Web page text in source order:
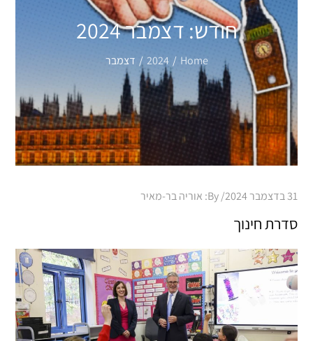
חודש: דצמבר 2024
Home
2024 דצמבר
Posted
31 בדצמבר 2024 By: אוריה בר-מאיר
סדרת חינוך